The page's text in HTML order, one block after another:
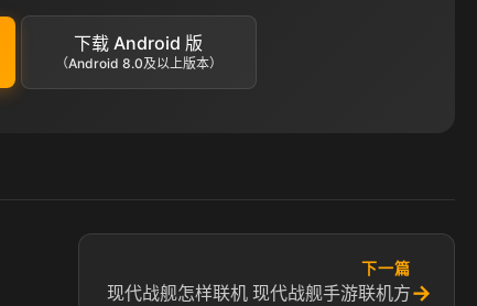
下载 Android 版
（Android 8.0及以上版本）
下一篇
现代战舰怎样联机 现代战舰手游联机方→